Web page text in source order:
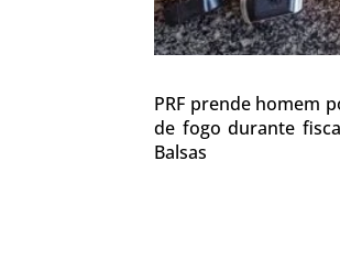
PRF prende homem
de fogo durante
Balsas